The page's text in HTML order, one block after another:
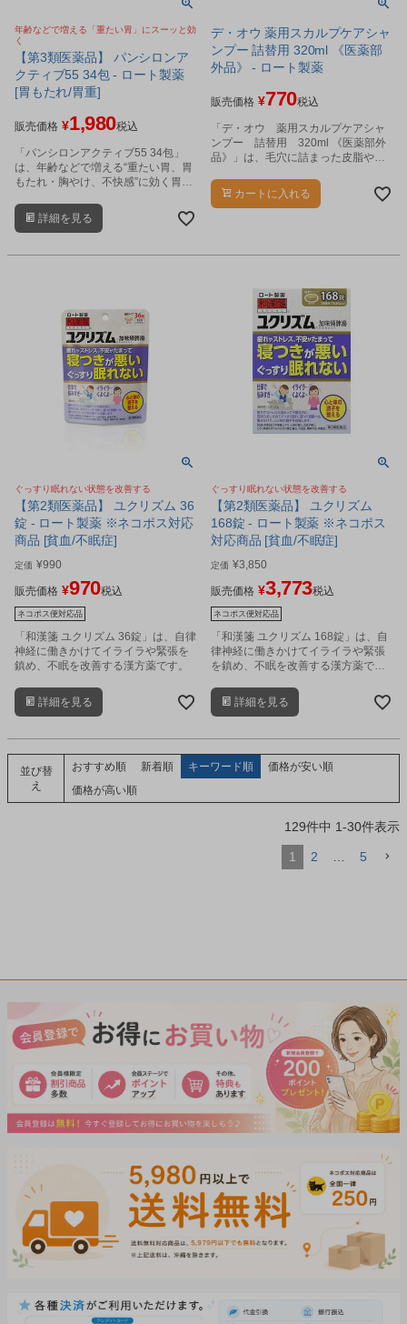
年齢などで増える「重たい胃」にスーッと効
く
【第3類医薬品】 パンシロンア
クティブ55 34包 - ロート製薬
[胃もたれ/胃重]
販売価格 ¥1,980税込
「パンシロンアクティブ55 34包」
は、年齢などで増える“重たい胃、胃
もたれ・胸やけ、不快感”に効く胃腸
詳細を見る
デ・オウ 薬用スカルプケアシャ
ンプー 詰替用 320ml 《医薬部
外品》 - ロート製薬
販売価格 ¥770税込
「デ・オウ 薬用スカルプケアシャ
ンプー 詰替用 320ml 《医薬部外
品》」は、毛穴に詰まった皮脂や汚
薬用シャンプーです。
カートに入れる
ぐっすり眠れない状態を改善する
【第2類医薬品】 ユクリズム 36
錠 - ロート製薬 ※ネコポス対応
商品 [貧血/不眠症]
定価 ¥990
販売価格 ¥970税込
ネコポス便対応品
「和漢箋 ユクリズム 36錠」は、自律
神経に働きかけてイライラや緊張を
鎮め、不眠を改善する漢方薬です。
詳細を見る
ぐっすり眠れない状態を改善する
【第2類医薬品】 ユクリズム
168錠 - ロート製薬 ※ネコポス
対応商品 [貧血/不眠症]
定価 ¥3,850
販売価格 ¥3,773税込
ネコポス便対応品
「和漢箋 ユクリズム 168錠」は、自
律神経に働きかけてイライラや緊張
を鎮め、不眠を改善する漢方薬で
詳細を見る
並び替
え
おすすめ順 新着順 キーワード順
価格が安い順
価格が高い順
129件中 1-30件表示
1 2 … 5